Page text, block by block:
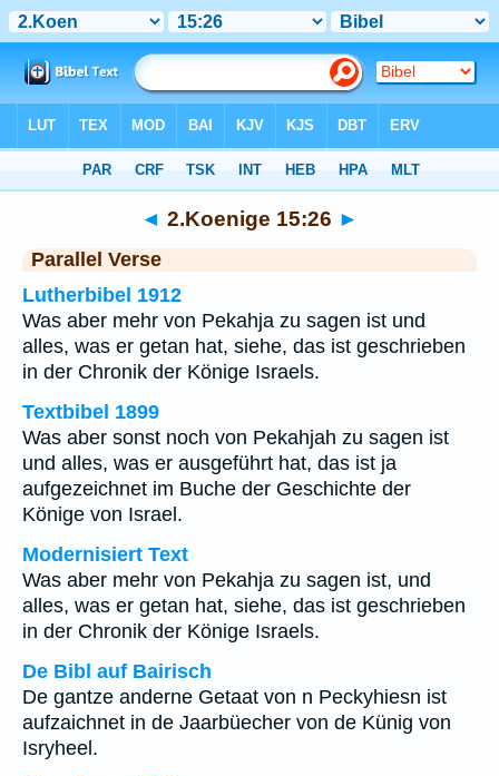
◄ 2.Koenige 15:26 ►
Parallel Verse
Lutherbibel 1912
Was aber mehr von Pekahja zu sagen ist und
alles, was er getan hat, siehe, das ist geschrieben
in der Chronik der Könige Israels.
Textbibel 1899
Was aber sonst noch von Pekahjah zu sagen ist
und alles, was er ausgeführt hat, das ist ja
aufgezeichnet im Buche der Geschichte der
Könige von Israel.
Modernisiert Text
Was aber mehr von Pekahja zu sagen ist, und
alles, was er getan hat, siehe, das ist geschrieben
in der Chronik der Könige Israels.
De Bibl auf Bairisch
De gantze anderne Getaat von n Peckyhiesn ist
aufzaichnet in de Jaarbüecher von de Künig von
Isryheel.